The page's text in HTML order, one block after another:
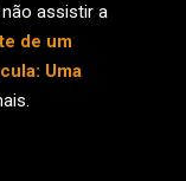
assistir a
de um
Uma